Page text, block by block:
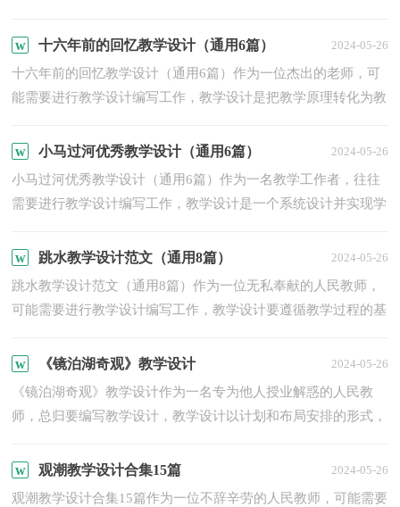
十六年前的回忆教学设计（通用6篇） 2024-05-26
十六年前的回忆教学设计（通用6篇）作为一位杰出的老师，可
能需要进行教学设计编写工作，教学设计是把教学原理转化为教
小...
小马过河优秀教学设计（通用6篇） 2024-05-26
小马过河优秀教学设计（通用6篇）作为一名教学工作者，往往
需要进行教学设计编写工作，教学设计是一个系统设计并实现学
高低...跳水教学设计范文（通用8篇） 2024-05-26
跳水教学设计范文（通用8篇）作为一位无私奉献的人民教师，
可能需要进行教学设计编写工作，教学设计要遵循教学过程的基
学设...《镜泊湖奇观》教学设计 2024-05-26
《镜泊湖奇观》教学设计作为一名专为他人授业解惑的人民教
师，总归要编写教学设计，教学设计以计划和布局安排的形式，
题...
观潮教学设计合集15篇 2024-05-26
观潮教学设计合集15篇作为一位不辞辛劳的人民教师，可能需要